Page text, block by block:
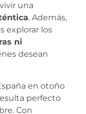
una
. Además,
explorar los
ni
desean
en otoño
perfecto
Con